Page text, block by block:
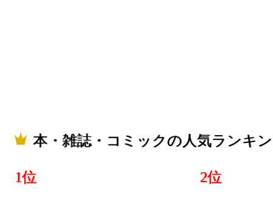
本・雑誌・コミックの人気ランキ
1位 2位